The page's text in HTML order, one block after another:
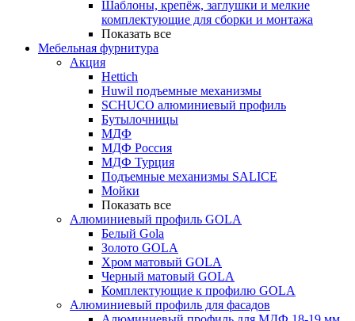
Шаблоны, крепёж, заглушки и мелкие
комплектующие для сборки и монтажа
Показать все
Мебельная фурнитура
Акция
Hettich
Huwil подъемные механизмы
SCHUCO алюминиевый профиль
Бутылочницы
МДФ
МДФ Россия
МДФ Турция
Подъемные механизмы SALICE
Мойки
Показать все
Алюминиевый профиль GOLA
Белый Gola
Золото GOLA
Хром матовый GOLA
Черный матовый GOLA
Комплектующие к профилю GOLA
Алюминиевый профиль для фасадов